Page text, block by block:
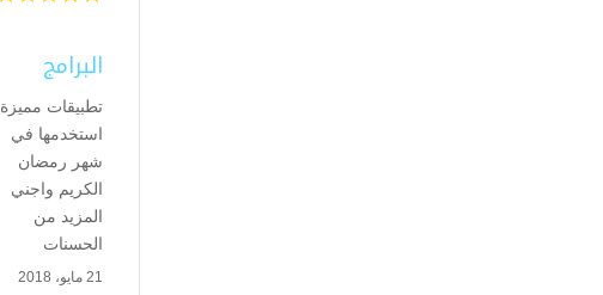
البرامج
تطبيقات مميزة
استخدمها في
شهر رمضان
الكريم واجني
المزيد من
الحسنات
21 مايو، 2018